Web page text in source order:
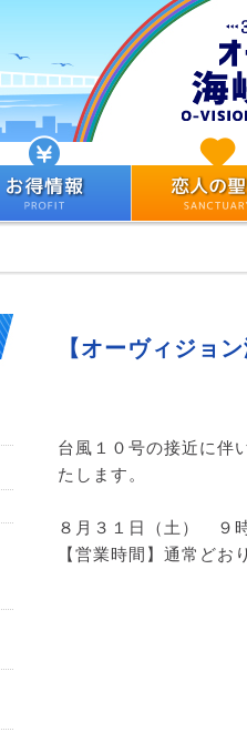
【オーヴィジョ
台風１０号の接近に伴
たします。
８月３１日（土） ９
【営業時間】通常ど